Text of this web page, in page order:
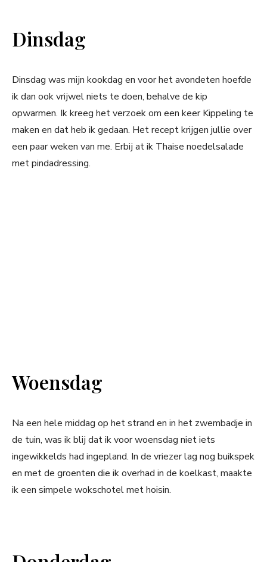
Dinsdag
Dinsdag was mijn kookdag en voor het avondeten hoefde
ik dan ook vrijwel niets te doen, behalve de kip
opwarmen. Ik kreeg het verzoek om een keer Kippeling te
maken en dat heb ik gedaan. Het recept krijgen jullie over
een paar weken van me. Erbij at ik Thaise noedelsalade
met pindadressing.
Woensdag
Na een hele middag op het strand en in het zwembadje in
de tuin, was ik blij dat ik voor woensdag niet iets
ingewikkelds had ingepland. In de vriezer lag nog buikspek
en met de groenten die ik overhad in de koelkast, maakte
ik een simpele wokschotel met hoisin.